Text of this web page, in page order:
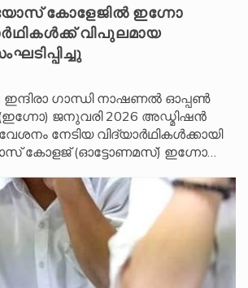
കോളേജിൽ ഇഗ്നോ
വിപുലമായ
ഇന്ദിരാ ഗാന്ധി നാഷണൽ ഓപ്പൺ
ജനുവരി 2026 അഡ്മിഷൻ
നേടിയ വിദ്യാർഥികൾക്കായി
കോളജ് (ഓട്ടോണമസ്) ഇഗ്നോ…